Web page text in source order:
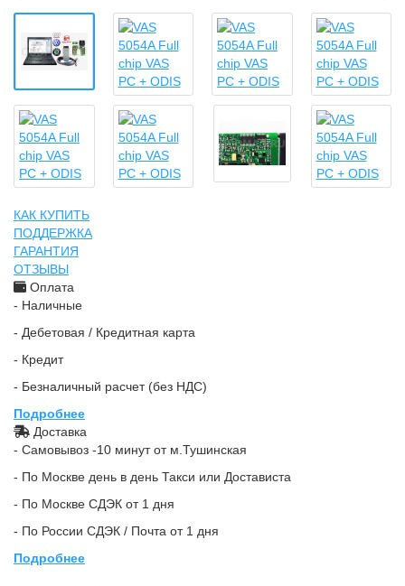
КАК КУПИТЬ
ПОДДЕРЖКА
ГАРАНТИЯ
ОТЗЫВЫ
Оплата
- Наличные
- Дебетовая / Кредитная карта
- Кредит
- Безналичный расчет (без НДС)
Подробнее
Доставка
- Самовывоз -10 минут от м.Тушинская
- По Москве день в день Такси или Достависта
- По Москве СДЭК от 1 дня
- По России СДЭК / Почта от 1 дня
Подробнее